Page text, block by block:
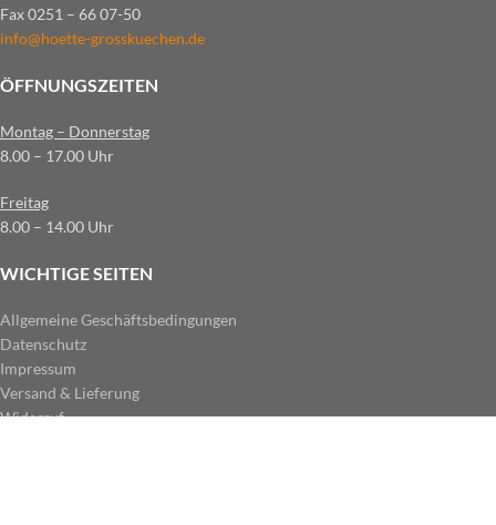
Fax 0251 – 66 07-50
info@hoette-grosskuechen.de
ÖFFNUNGSZEITEN
Montag – Donnerstag
8.00 – 17.00 Uhr
Freitag
8.00 – 14.00 Uhr
WICHTIGE SEITEN
Allgemeine Geschäftsbedingungen
Datenschutz
Impressum
Versand & Lieferung
Widerruf